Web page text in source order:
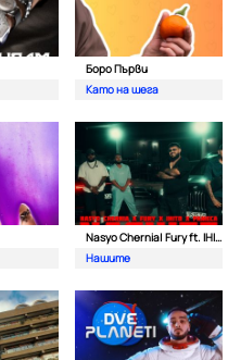
Боро Първи
Като на шега
Nasyo Chernia| Fury ft. IHITO & Pameca
Нашите